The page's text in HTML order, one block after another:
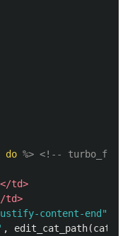
do %> <!--
</td>
td>
content-end"
, edit_cat_path(cat